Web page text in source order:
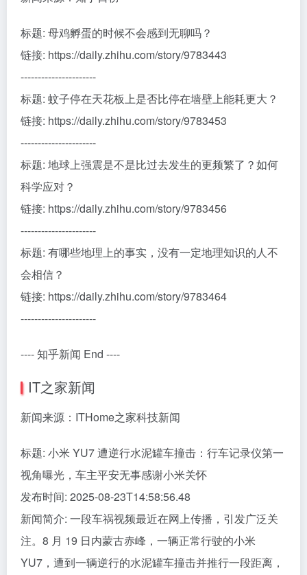
标题: 母鸡孵蛋的时候不会感到无聊吗？
链接: https://daily.zhihu.com/story/9783443
----------------------
标题: 蚊子停在天花板上是否比停在墙壁上能耗更大？
链接: https://daily.zhihu.com/story/9783453
----------------------
标题: 地球上强震是不是比过去发生的更频繁了？如何
科学应对？
链接: https://daily.zhihu.com/story/9783456
----------------------
标题: 有哪些地理上的事实，没有一定地理知识的人不
会相信？
链接: https://daily.zhihu.com/story/9783464
----------------------
---- 知乎新闻 End ----
IT之家新闻
新闻来源：ITHome之家科技新闻
标题: 小米 YU7 遭逆行水泥罐车撞击：行车记录仪第一
视角曝光，车主平安无事感谢小米关怀
发布时间: 2025-08-23T14:58:56.48
新闻简介: 一段车祸视频最近在网上传播，引发广泛关
注。8 月 19 日内蒙古赤峰，一辆正常行驶的小米
YU7，遭到一辆逆行的水泥罐车撞击并推行一段距离，